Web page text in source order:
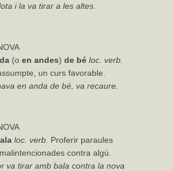
i la va tirar a les altes.
(oen andes)de bé loc. verb.
un curs favorable.
en anda de bé, va recaure.
loc. verb. Proferir paraules
contra algú.
va tirar amb bala contra la nova